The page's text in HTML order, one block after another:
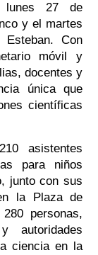
lunes 27 de
y el martes
Con
móvil y
docentes y
única que
científicas
asistentes
para niños
junto con sus
la Plaza de
personas,
autoridades
ciencia en la